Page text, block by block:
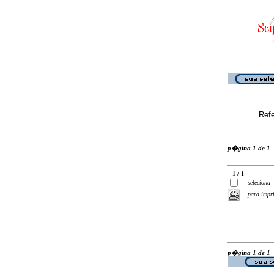
p�gina 1 de 1
1 / 1
seleciona
para
p�gina 1 de 1